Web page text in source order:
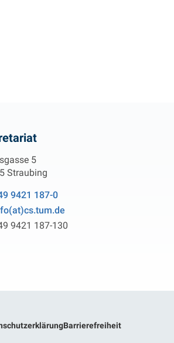
5
Straubing
9421 187-0
9421 187-130
Barrierefreiheit